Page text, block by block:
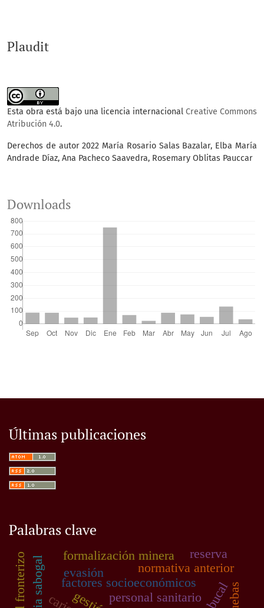
Plaudit
Esta obra está bajo una licencia internacional Creative Commons
Atribución 4.0.
Derechos de autor 2022 María Rosario Salas Bazalar, Elba María
Andrade Díaz, Ana Pacheco Saavedra, Rosemary Oblitas Pauccar
Downloads
Últimas publicaciones
Palabras clave
personal sanitario
factores socioeconómicos
normativa anterior
formalización minera
evasión
reserva